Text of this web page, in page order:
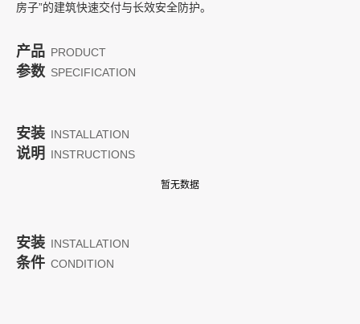
房子”的建筑快速交付与长效安全防护。
产品
参数
PRODUCT
SPECIFICATION
安装
说明
INSTALLATION
INSTRUCTIONS
暂无数据
安装
条件
INSTALLATION
CONDITION